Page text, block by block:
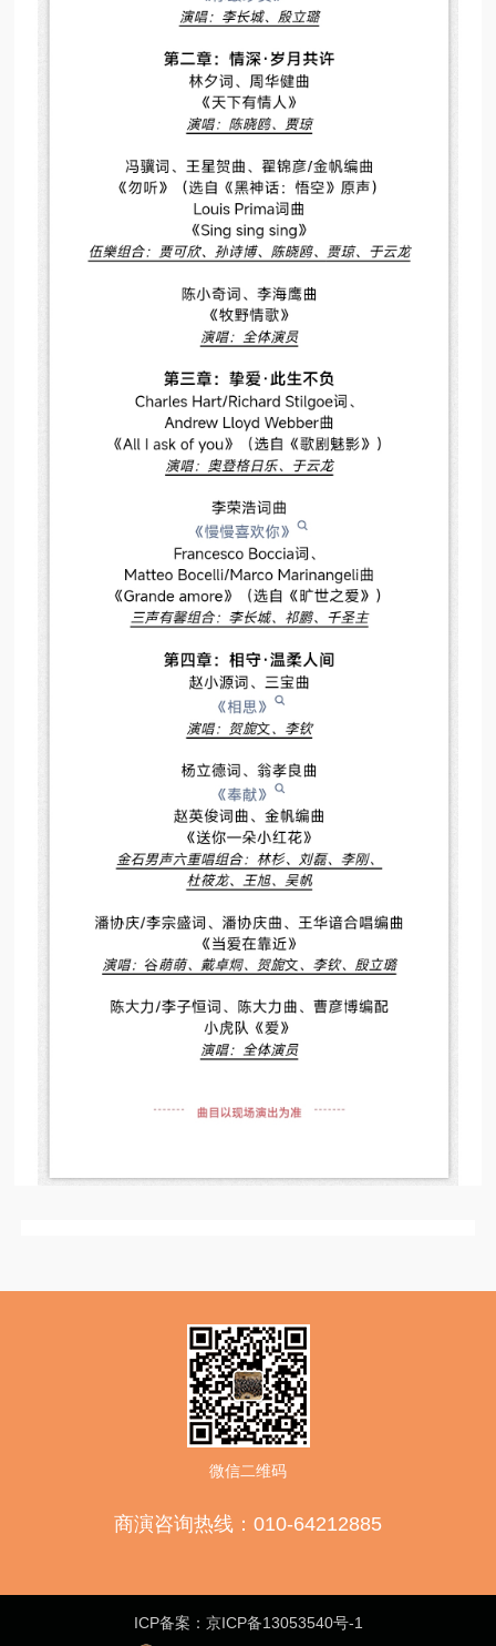
微信二维码
商演咨询热线：010-64212885
ICP备案：京ICP备13053540号-1